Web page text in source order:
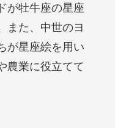
が牡牛座の星座
また、中世のヨ
が星座絵を用い
農業に役立てて